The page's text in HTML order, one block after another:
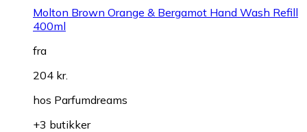
Molton Brown Orange & Bergamot Hand Wash Refill
400ml
fra
204 kr.
hos Parfumdreams
+3 butikker